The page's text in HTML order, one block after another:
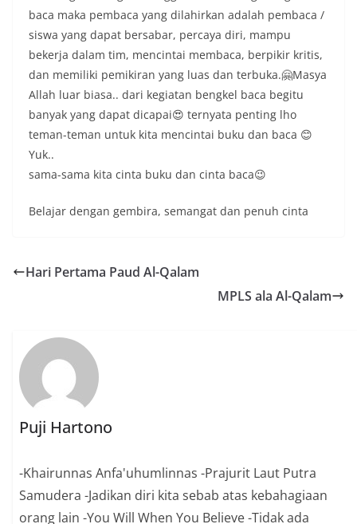
baca maka pembaca yang dilahirkan adalah pembaca /
siswa yang dapat bersabar, percaya diri, mampu
bekerja dalam tim, mencintai membaca, berpikir kritis,
dan memiliki pemikiran yang luas dan terbuka.🤗Masya
Allah luar biasa.. dari kegiatan bengkel baca begitu
banyak yang dapat dicapai😍 ternyata penting lho
teman-teman untuk kita mencintai buku dan baca 😊
Yuk..
sama-sama kita cinta buku dan cinta baca😉
Belajar dengan gembira, semangat dan penuh cinta
Hari Pertama Paud Al-Qalam
MPLS ala Al-Qalam
Puji Hartono
-Khairunnas Anfa'uhumlinnas -Prajurit Laut Putra
Samudera -Jadikan diri kita sebab atas kebahagiaan
orang lain -You Will When You Believe -Tidak ada